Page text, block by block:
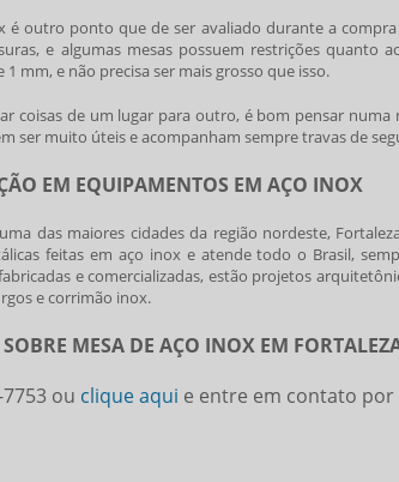
é outro ponto que de ser avaliado durante a compra
e algumas mesas possuem restrições quanto
1 mm, e não precisa ser mais grosso que isso.
coisas de um lugar para outro, é bom pensar numa
ser muito úteis e acompanham sempre travas de
EM EQUIPAMENTOS EM AÇO INOX
das maiores cidades da região nordeste,
feitas em aço inox e atende todo o Brasil,
e comercializadas, estão projetos
e corrimão inox.
MESA DE AÇO INOX EM
ou clique aqui e entre em contato por